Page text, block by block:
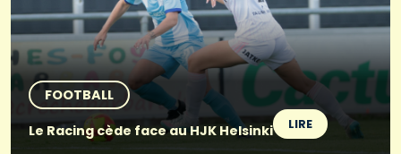
FOOTBALL
Le Racing cède face au HJK Helsinki
LIRE